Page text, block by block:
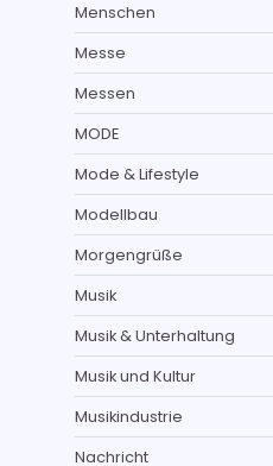
Menschen
Messe
Messen
MODE
Mode & Lifestyle
Modellbau
Morgengrüße
Musik
Musik & Unterhaltung
Musik und Kultur
Musikindustrie
Nachricht